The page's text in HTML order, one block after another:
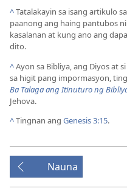
^Tatalakayin sa isang artikulo
paanong ang haing pantubos
kasalanan at kung ano ang
dito.
^Ayon sa Bibliya, ang Diyos at
sa higit pang impormasyon,
Ba Talaga ang Itinuturo ng
Jehova.
^Tingnan ang Genesis 3:15.
Nauna